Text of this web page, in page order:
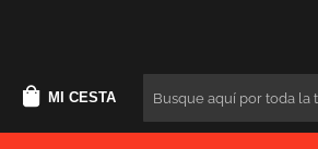
MI CESTA Buscar